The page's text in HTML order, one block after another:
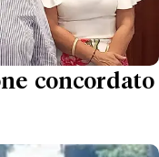
concordato